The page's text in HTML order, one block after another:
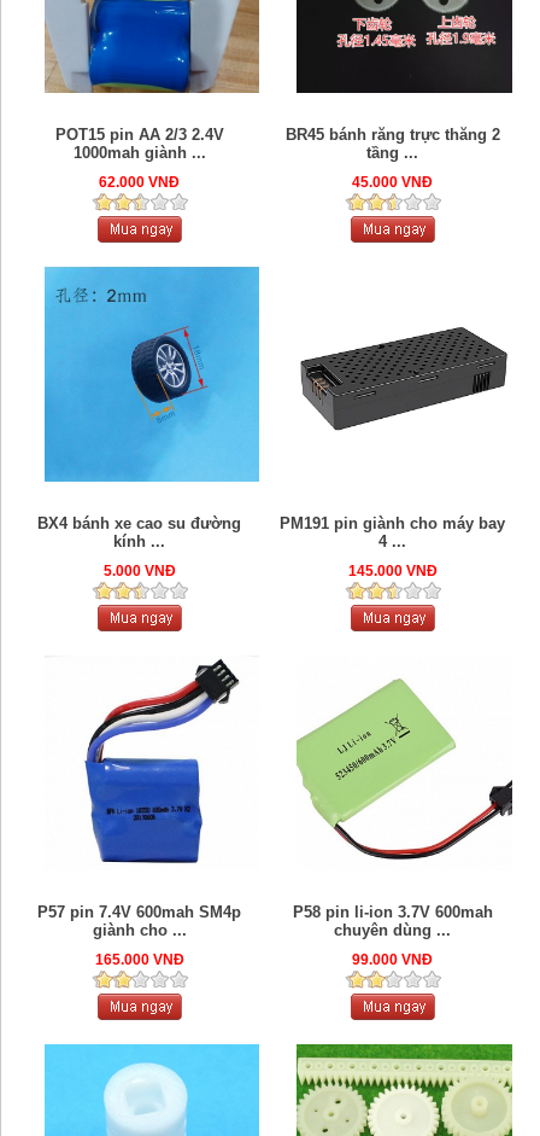
POT15 pin AA 2/3 2.4V
1000mah giành ...
62.000 VNĐ
BR45 bánh răng trực thăng 2
tầng ...
45.000 VNĐ
BX4 bánh xe cao su đường
kính ...
5.000 VNĐ
PM191 pin giành cho máy bay
4 ...
145.000 VNĐ
P57 pin 7.4V 600mah SM4p
giành cho ...
165.000 VNĐ
P58 pin li-ion 3.7V 600mah
chuyên dùng ...
99.000 VNĐ